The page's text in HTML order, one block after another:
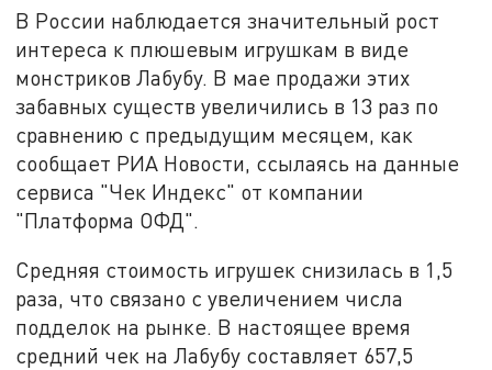
В России наблюдается значительный рост
интереса к плюшевым игрушкам в виде
монстриков Лабубу. В мае продажи этих
забавных существ увеличились в 13 раз по
сравнению с предыдущим месяцем, как
сообщает РИА Новости, ссылаясь на данные
сервиса "Чек Индекс" от компании
"Платформа ОФД".
Средняя стоимость игрушек снизилась в 1,5
раза, что связано с увеличением числа
подделок на рынке. В настоящее время
средний чек на Лабубу составляет 657,5